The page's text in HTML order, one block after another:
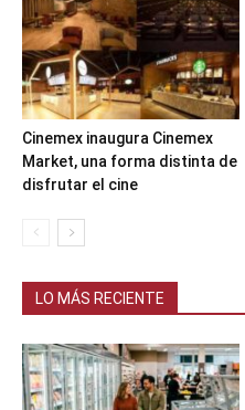
Cinemex inaugura Cinemex
Market, una forma distinta de
disfrutar el cine
LO MÁS RECIENTE